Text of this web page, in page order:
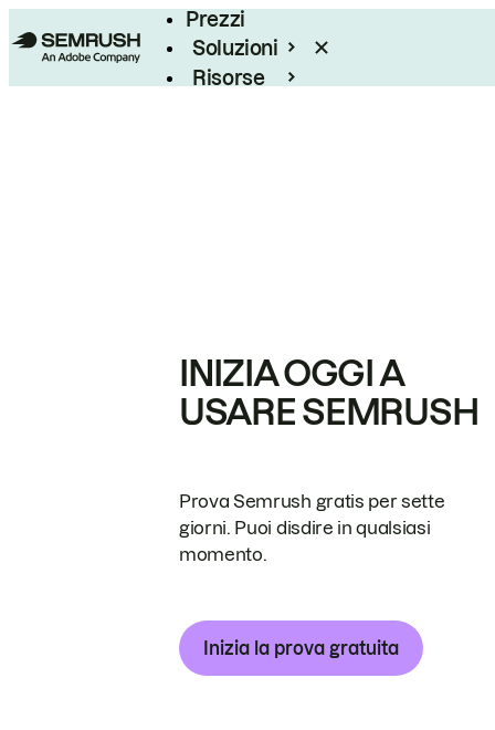
Prezzi
Soluzioni
Risorse
INIZIA OGGI A
USARE SEMRUSH
Prova Semrush gratis per sette
giorni. Puoi disdire in qualsiasi
momento.
Inizia la prova gratuita